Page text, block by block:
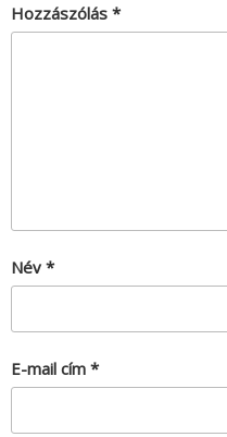
Hozzászólás *
Név *
E-mail cím *